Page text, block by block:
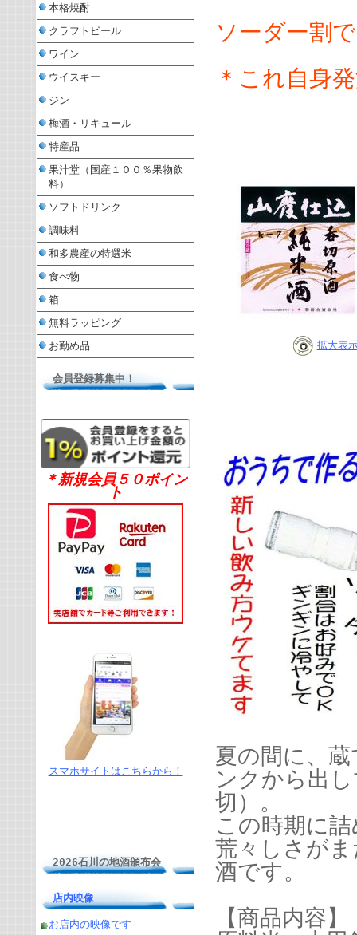
本格焼酎
クラフトビール
ワイン
ウイスキー
ジン
梅酒・リキュール
特産品
果汁堂（国産１００％果物飲
料）
ソフトドリンク
調味料
和多農産の特選米
食べ物
箱
無料ラッピング
お勤め品
会員登録募集中！
＊新規会員５０ポイン
ト
スマホサイトはこちらから！
2026石川の地酒頒布会
店内映像
お店内の映像です
ソーダー割
＊これ自身
拡大表
夏の間に、
ンクから出
切）。
この時期に
荒々しさが
酒です。
【商品内容】